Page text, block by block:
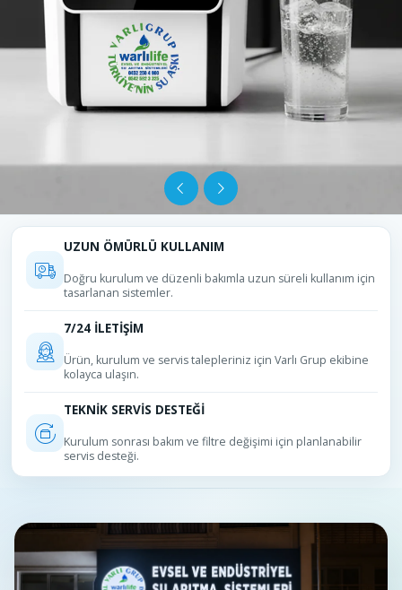
UZUN ÖMÜRLÜ KULLANIM
Doğru kurulum ve düzenli bakımla uzun süreli kullanım için
tasarlanan sistemler.
7/24 İLETİŞİM
Ürün, kurulum ve servis talepleriniz için Varlı Grup ekibine
kolayca ulaşın.
TEKNİK SERVİS DESTEĞİ
Kurulum sonrası bakım ve filtre değişimi için planlanabilir
servis desteği.